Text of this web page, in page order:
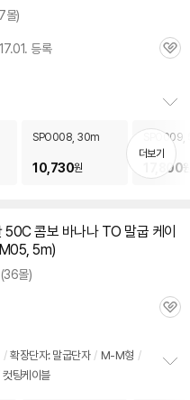
몰)
17.01. 등록
관
보
펼
치
SPO008, 30m
10,730원 17,800
더보기
50C콤보 바나나 TO 말굽 케이
5m)
(36몰)
관
/ 확장단자: 말굽단자 / M-M형 /
컷팅케이블